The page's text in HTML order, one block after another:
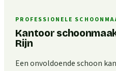
PROFESSIONELE
Kantoor
Rijn
Een onvoldoende schoon